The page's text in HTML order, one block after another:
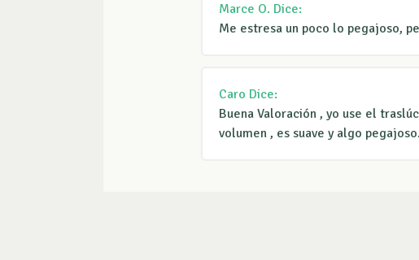
Marce O. Dice:
Me estresa un poco lo pegajoso,
Caro Dice:
Buena Valoración , yo use el
volumen , es suave y algo